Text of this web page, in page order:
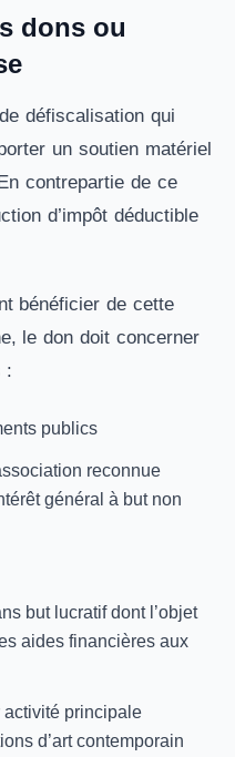
dons ou
défiscalisation qui
un soutien matériel
contrepartie de ce
d’impôt déductible
bénéficier de cette
le don doit concerner
:
publics
reconnue
général à but non
but lucratif dont l’objet
aides financières aux
activité principale
d’art contemporain